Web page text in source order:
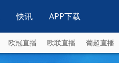
欧冠直播 欧联直播 葡超直播
快讯 APP下载